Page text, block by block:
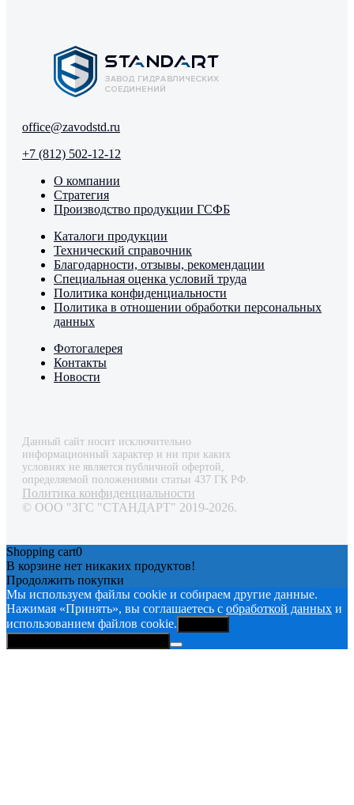
office@zavodstd.ru
+7 (812) 502-12-12
О компании
Стратегия
Производство продукции ГСФБ
Каталоги продукции
Технический справочник
Благодарности, отзывы, рекомендации
Специальная оценка условий труда
Политика конфиденциальности
Политика в отношении обработки персональных
данных
Фотогалерея
Контакты
Новости
Данный сайт носит исключительно
информационный характер и ни при каких
условиях не является публичной офертой,
определяемой положениями статьи 437 ГК РФ.
Политика конфиденциальности
© ООО "ЗГС "СТАНДАРТ" 2019-2026.
Shopping cart0
В корзине нет никаких продуктов!
Продолжить покупки
Мы используем файлы cookie и собираем другие данные.
Нажимая «Принять», вы соглашаетесь с обработкой данных и
использованием файлов cookie.